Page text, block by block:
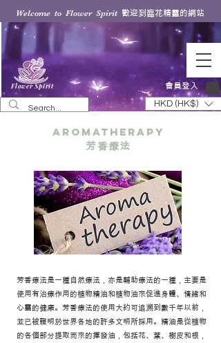
HKD (HK$)
Flower Spirit 會員登入
Welcome to Flower Spirit 歡迎到臨花精靈的網站
aromatherapy
芳香療法
芳香療法是一種自然療法，亦是輔助療法的一種，主要是
使用有治療作用的植物精油和植物油來促進身體、情緒和
心靈的健康。芳香療法的使用大約可追溯到數千年以前，
並已被證明於世界各地的許多文明所採用。精油是從植物
的各個部分提取而來的揮發油，包括花、葉、樹皮和根，